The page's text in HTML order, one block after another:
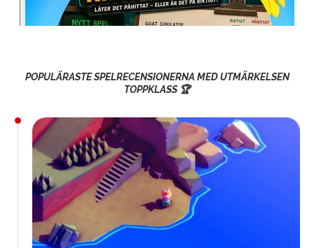
POPULÄRASTE SPELRECENSIONERNA MED UTMÄRKELSEN
TOPPKLASS 🏆